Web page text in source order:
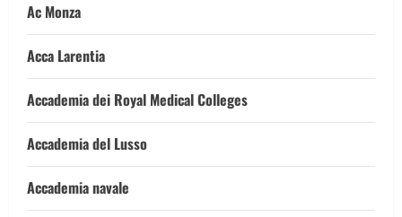
Ac Monza
Acca Larentia
Accademia dei Royal Medical Colleges
Accademia del Lusso
Accademia navale